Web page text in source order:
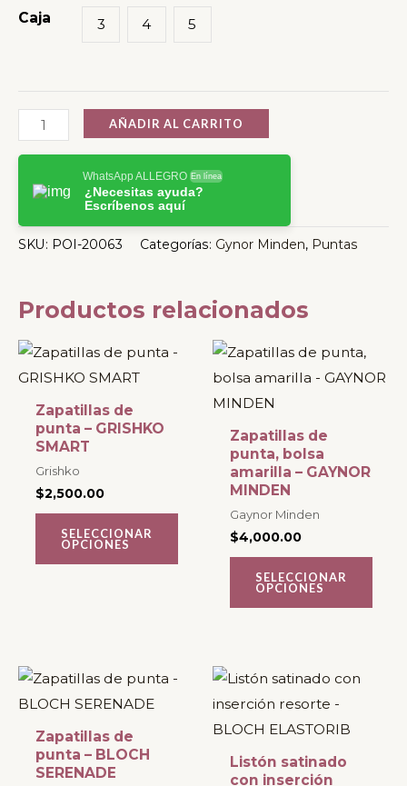
Caja 3 4 5
AÑADIR AL CARRITO
WhatsApp ALLEGRO En línea
¿Necesitas ayuda?
Escríbenos aquí
SKU: POI-20063 Categorías: Gynor Minden, Puntas
Productos relacionados
Zapatillas de
punta – GRISHKO
SMART
Grishko
$2,500.00
SELECCIONAR
OPCIONES
Este
producto
tiene
múltiples
variantes.
Las
opciones
pueden
de
producto
Zapatillas de
punta, bolsa
amarilla – GAYNOR
MINDEN
Gaynor Minden
$4,000.00
SELECCIONAR
OPCIONES
Este
producto
tiene
múltiples
variantes.
Las
se
pueden
elegir
en
de
producto
Zapatillas de
punta – BLOCH
SERENADE
Este
producto
tiene
múltiples
variantes.
Listón satinado
con inserción
Este
producto
tiene
múltiples
variantes.